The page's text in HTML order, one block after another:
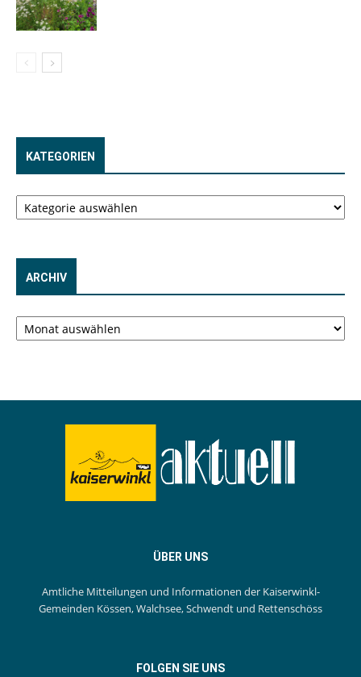
KATEGORIEN
Kategorien
ARCHIV
Archiv
ÜBER UNS
Amtliche Mitteilungen und Informationen der Kaiserwinkl-
Gemeinden Kössen, Walchsee, Schwendt und Rettenschöss
FOLGEN SIE UNS